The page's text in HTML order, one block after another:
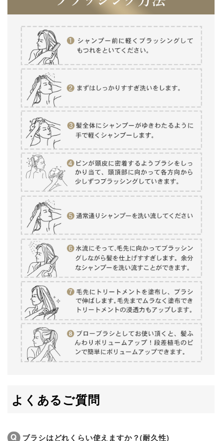
よくあるご質問
ブラシはどれくらい使えますか？(耐久性)